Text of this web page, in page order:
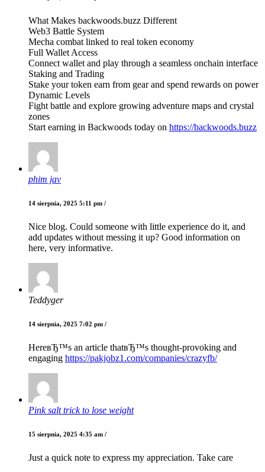
What Makes backwoods.buzz Different
Web3 Battle System
Mecha combat linked to real token economy
Full Wallet Access
Connect wallet and play through a seamless onchain interface
Staking and Trading
Stake your token earn from gear and spend rewards on power
Dynamic Levels
Fight battle and explore growing adventure maps and crystal
zones
Start earning in Backwoods today on https://backwoods.buzz
phim jav
14 sierpnia, 2025 5:11 pm /
Nice blog. Could someone with little experience do it, and
add updates without messing it up? Good information on
here, very informative.
Teddyger
14 sierpnia, 2025 7:02 pm /
HereвЂ™s an article thatвЂ™s thought-provoking and
engaging https://pakjobz1.com/companies/crazyfb/
Pink salt trick to lose weight
15 sierpnia, 2025 4:35 am /
Just a quick note to express my appreciation. Take care